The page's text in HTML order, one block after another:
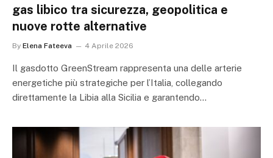
gas libico tra sicurezza, geopolitica e
nuove rotte alternative
By Elena Fateeva 4 Aprile 2026
Il gasdotto GreenStream rappresenta una delle arterie
energetiche più strategiche per l’Italia, collegando
direttamente la Libia alla Sicilia e garantendo…